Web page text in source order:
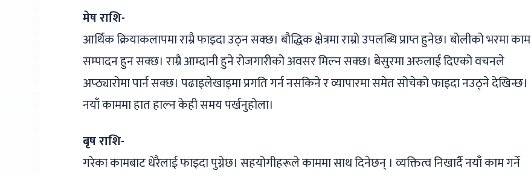
मेष राशि-
आर्थिक क्रियाकलापमा राम्रै फाइदा उठ्न सक्छ। बौद्धिक क्षेत्रमा राम्रो उपलब्धि प्राप्त हुनेछ। बोलीको भरमा काम
सम्पादन हुन सक्छ। राम्रै आम्दानी हुने रोजगारीको अवसर मिल्न सक्छ। बेसुरमा अरुलाई दिएको वचनले
अप्ठ्यारोमा पार्न सक्छ। पढाइलेखाइमा प्रगति गर्न नसकिने र व्यापारमा समेत सोचेको फाइदा नउठ्ने देखिन्छ।
नयाँ काममा हात हाल्न केही समय पर्खनुहोला।
बृष राशि-
गरेका कामबाट धेरैलाई फाइदा पुग्नेछ। सहयोगीहरूले काममा साथ दिनेछन् । व्यक्तित्व निखार्दै नयाँ काम गर्ने